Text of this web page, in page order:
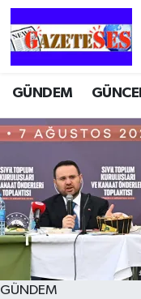
GÜNDEM
GÜNDEM